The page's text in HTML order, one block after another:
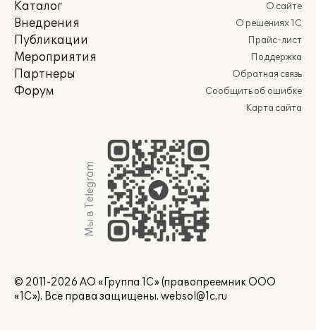
Каталог
Внедрения
Публикации
Мероприятия
Партнеры
Форум
О сайте
О решениях 1С
Прайс-лист
Поддержка
Обратная связь
Сообщить об ошибке
Карта сайта
Мы в Telegram
© 2011-2026 АО «Группа 1С» (правопреемник ООО
«1С»). Все права защищены. websol@1c.ru